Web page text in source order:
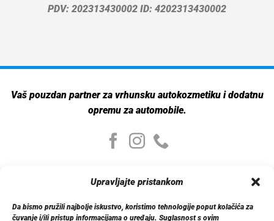
Upravljajte pristankom
Da bismo pružili najbolje iskustvo, koristimo tehnologije poput kolačića za
čuvanje i/ili pristup informacijama o uređaju. Suglasnost s ovim
PDV: 202313430002 ID: 4202313430002
Vaš pouzdan partner za vrhunsku autokozmetiku i dodatnu
opremu za automobile.
Moj nalog
Moj nalog
Moje narudžbe
Detalji računa